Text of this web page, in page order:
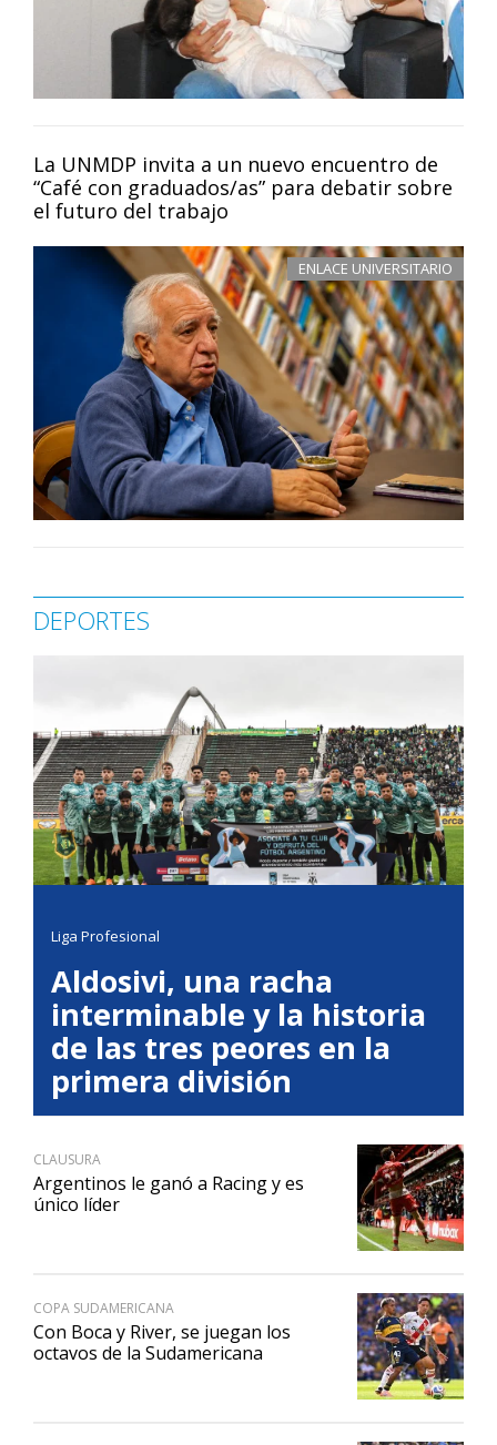
La UNMDP invita a un nuevo encuentro de
“Café con graduados/as” para debatir sobre
el futuro del trabajo
ENLACE UNIVERSITARIO
DEPORTES
Liga Profesional
Aldosivi, una racha
interminable y la historia
de las tres peores en la
primera división
CLAUSURA
Argentinos le ganó a Racing y es
único líder
COPA SUDAMERICANA
Con Boca y River, se juegan los
octavos de la Sudamericana